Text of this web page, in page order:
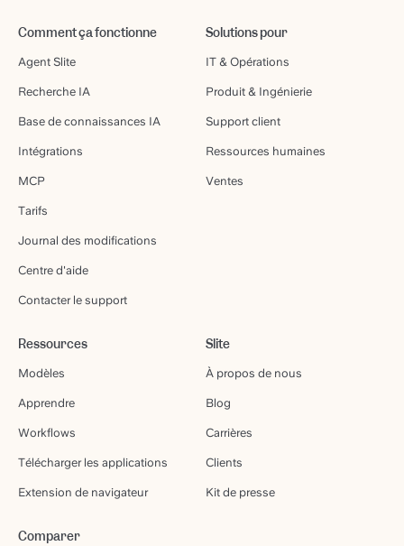
Comment ça fonctionne
Agent Slite
Recherche IA
Base de connaissances IA
Intégrations
MCP
Tarifs
Journal des modifications
Centre d'aide
Contacter le support
Solutions pour
IT & Opérations
Produit & Ingénierie
Support client
Ressources humaines
Ventes
Ressources
Modèles
Apprendre
Workflows
Télécharger les applications
Extension de navigateur
Slite
À propos de nous
Blog
Carrières
Clients
Kit de presse
Comparer